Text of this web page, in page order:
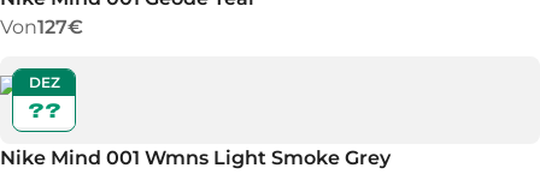
Von127€
DEZ
??
Nike Mind 001 Wmns Light Smoke Grey